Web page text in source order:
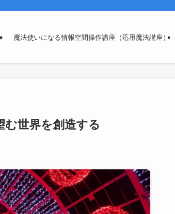
魔法使いになる情報空間操作講座（応用魔法講座）
む世界を創造する